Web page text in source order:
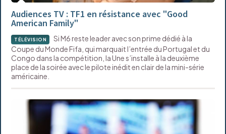
Audiences TV : TF1 en résistance avec "Good
American Family"
TÉLÉVISION
Si M6 reste leader avec son prime dédié à la
Coupe du Monde Fifa, qui marquait l’entrée du Portugal et du
Congo dans la compétition, la Une s’installe à la deuxième
place de la soirée avec le pilote inédit en clair de la mini-série
américaine.